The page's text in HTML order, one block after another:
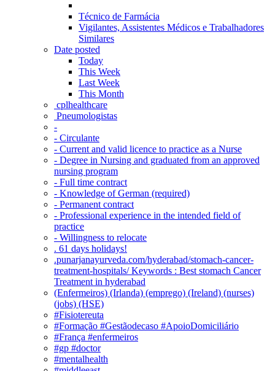
Técnico de Farmácia
Vigilantes, Assistentes Médicos e Trabalhadores
Similares
Date posted
Today
This Week
Last Week
This Month
‎ cplhealthcare‬
Pneumologistas
-
- Circulante
- Current and valid licence to practice as a Nurse
- Degree in Nursing and graduated from an approved
nursing program
- Full time contract
- Knowledge of German (required)
- Permanent contract
- Professional experience in the intended field of
practice
- Willingness to relocate
. 61 days holidays!
.punarjanayurveda.com/hyderabad/stomach-cancer-
treatment-hospitals/ Keywords : Best stomach Cancer
Treatment in hyderabad
(Enfermeiros) (Irlanda) (emprego) (Ireland) (nurses)
(jobs) (HSE)
#Fisiotereuta
#Formação #Gestãodecaso #ApoioDomiciliário
#França #enfermeiros
#gp #doctor
#mentalhealth